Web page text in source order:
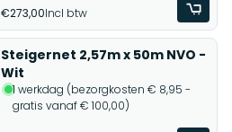
€273,00Incl btw
Steigernet 2,57m x 50m NVO -
Wit
1 werkdag (bezorgkosten € 8,95 -
gratis vanaf € 100,00)